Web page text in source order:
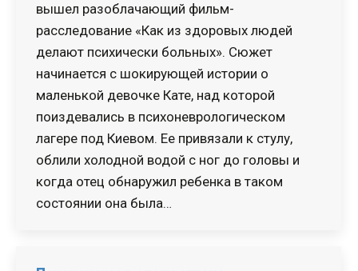
вышел разоблачающий фильм-
расследование «Как из здоровых людей
делают психически больных». Сюжет
начинается с шокирующей истории о
маленькой девочке Кате, над которой
поиздевались в психоневрологическом
лагере под Киевом. Ее привязали к стулу,
облили холодной водой с ног до головы и
когда отец обнаружил ребенка в таком
состоянии она была…